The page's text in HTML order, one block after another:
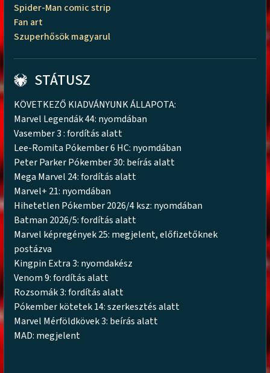
Spider-Man comic strip
Fan art
Szuperhősök magyarul
STÁTUSZ
KÖVETKEZŐ KIADVÁNYUNK ÁLLAPOTA:
Marvel Legendák 44: nyomdában
Vasember 3 : fordítás alatt
Lee-Romita Pókember 6 HC: nyomdában
Peter Parker Pókember 30: beírás alatt
Mega Marvel 24: fordítás alatt
Marvel+ 21: nyomdában
Hihetetlen Pókember 2026/4 ksz: nyomdában
Batman 2026/5: fordítás alatt
Marvel képregények 25: megjelent, előfizetőknek
postázva
Kingpin Extra 3: nyomdakész
Venom 9: fordítás alatt
Rozsomák 3: fordítás alatt
Pókember kötetek 14: szerkesztés alatt
Marvel Mérföldkövek 3: beírás alatt
MAD: megjelent